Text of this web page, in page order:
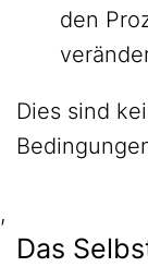
den
Dies sind
,
Das